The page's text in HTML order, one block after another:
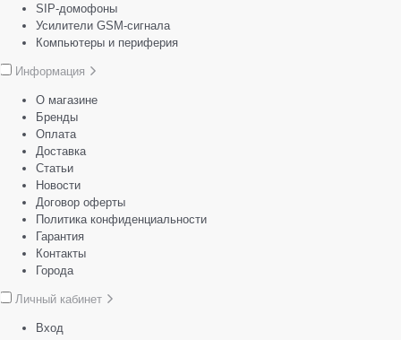
SIP-домофоны
Усилители GSM-сигнала
Компьютеры и периферия
Информация
О магазине
Бренды
Оплата
Доставка
Статьи
Новости
Договор оферты
Политика конфиденциальности
Гарантия
Контакты
Города
Личный кабинет
Вход